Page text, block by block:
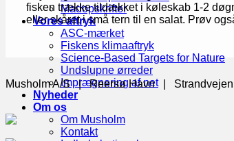
Madopskrifter
Vores aftryk
ASC-mærket
Fiskens klimaaftryk
Science-Based Targets for Nature
Undslupne ørreder
Imprægnering af net
Nyheder
Om os
Om Musholm
Kontakt
fisken trække tildækket i køleskab 1-2
eller skåret i små tern til en salat. Prøv
Musholm A/S | Reersø Havn |